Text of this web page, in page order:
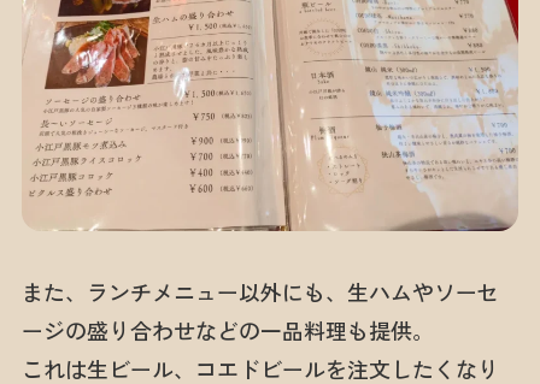
また、ランチメニュー以外にも、生ハムやソーセ
ージの盛り合わせなどの一品料理も提供。
これは生ビール、コエドビールを注文したくなり